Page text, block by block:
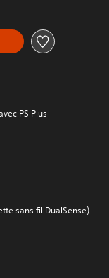
PS Plus
sans fil DualSense)